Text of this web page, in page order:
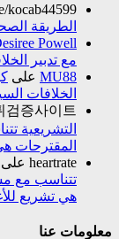
kocab44599/
الطريقة
Powell
مع تدبير
MU88 على
الخلافات
검증사이트
التشريعية
المقترحات
heartrate على
تتناسب مع
هي تشريع
معلومات عنا